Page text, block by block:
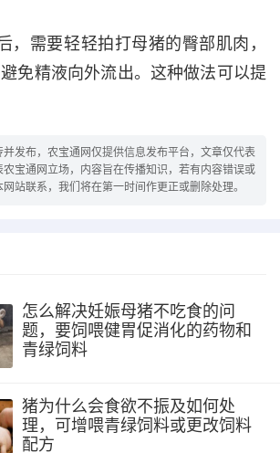
，需要轻轻拍打母猪的臀部肌肉，
免精液向外流出。这种做法可以提
发布，农宝通网仅提供信息发布平台，文章仅代表
宝通网立场，内容旨在传播知识，若有内容错误或
站联系，我们将在第一时间作更正或删除处理。
怎么解决妊娠母猪不吃食的问
题，要饲喂健胃促消化的药物和
青绿饲料
猪为什么会食欲不振及如何处
理，可增喂青绿饲料或更改饲料
配方